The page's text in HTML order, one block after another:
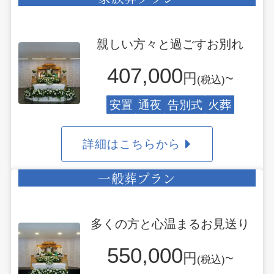
親しい方々と過ごすお別れ
407,000 円 (税込)~
安置 通夜 告別式 火葬
詳細はこちらから
一般葬プラン
多くの方と心温まるお見送り
550,000 円 (税込)~